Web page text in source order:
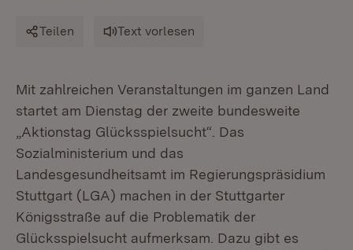
Teilen Text vorlesen
Mit zahlreichen Veranstaltungen im ganzen Land
startet am Dienstag der zweite bundesweite
„Aktionstag Glücksspielsucht“. Das
Sozialministerium und das
Landesgesundheitsamt im Regierungspräsidium
Stuttgart (LGA) machen in der Stuttgarter
Königsstraße auf die Problematik der
Glücksspielsucht aufmerksam. Dazu gibt es